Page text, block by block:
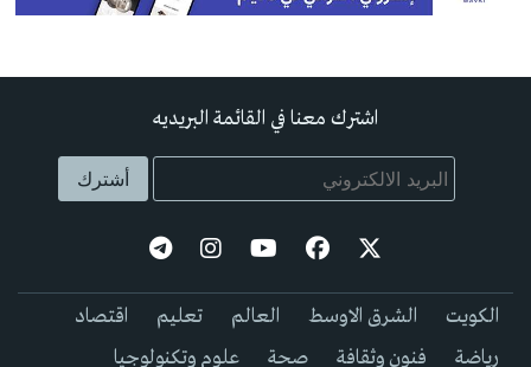
اشترك معنا في القائمة البريديه
الكويت الشرق الاوسط العالم تعليم
اقتصاد
رياضة
فنون وثقافة صحة علوم وتكنولوجيا